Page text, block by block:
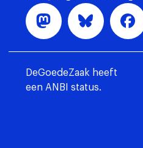
DeGoedeZaak heeft
een ANBI status.